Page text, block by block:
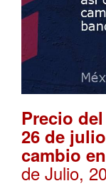
Precio
26 de
cambio
de Julio,